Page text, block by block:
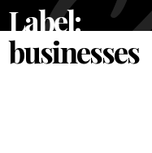
Label:
businesses